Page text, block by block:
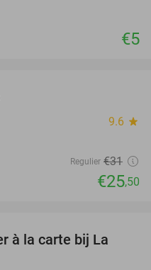
€5
9.6 star
Regulier €31
€25,50
32%
à la carte bij La